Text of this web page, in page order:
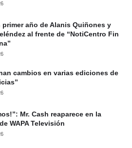
primer año de Alanis Quiñones y
al frente de “NotiCentro Fin
cambios en varias ediciones de
Mr. Cash reaparece en la
WAPA Televisión